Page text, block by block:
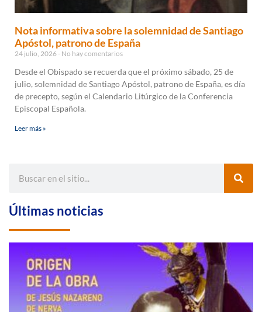
Nota informativa sobre la solemnidad de Santiago
Apóstol, patrono de España
24 julio, 2026 No hay comentarios
Desde el Obispado se recuerda que el próximo sábado, 25 de
julio, solemnidad de Santiago Apóstol, patrono de España, es día
de precepto, según el Calendario Litúrgico de la Conferencia
Episcopal Española.
Leer más »
Últimas noticias